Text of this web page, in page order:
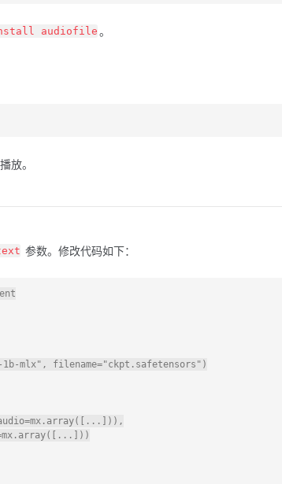
audiofile。
放。
参数。修改代码如下：
1b-mlx", filename="ckpt.safetensors")
audio=mx.array([...])),